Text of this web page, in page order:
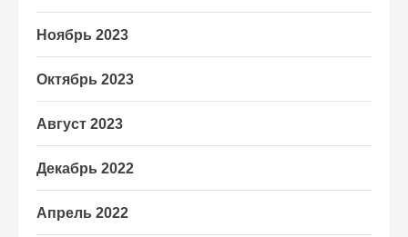
Ноябрь 2023
Октябрь 2023
Август 2023
Декабрь 2022
Апрель 2022